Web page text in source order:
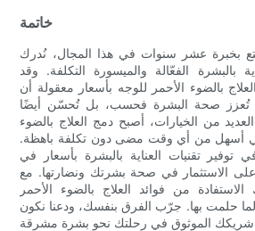
خاتمة
بخبرة عشر سنوات في هذا المجال، نُدرك
بالبشرة الفعّالة والميسورة التكلفة. وقد
بالضوء الأحمر للوجه بأسعار معقولة أن
لا تُعزز صحة البشرة فحسب، بل تُحسّن أيضًا
من الخيارات، أصبح دمج العلاج بالضوء
أسهل من أي وقت مضى دون تكلفة باهظة.
توفير تقنيات العناية بالبشرة بأسعار في
الاستثمار في صحة بشرتك ونضارتها. مع
من فوائد العلاج بالضوء الأحمر
حلمت بها. جرّب الفرق بنفسك، ودعنا نكون